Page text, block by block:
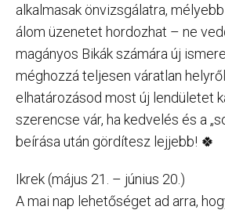
alkalmasak önvizsgálatra,
álom üzenetet hordozhat – ne
magányos Bikák számára új
méghozzá teljesen váratlan
elhatározásod most új lendületet
szerencse vár, ha kedvelés és a
beírása után gördítesz lejjebb! 🍀
Ikrek (május 21. – június 20.)
A mai nap lehetőséget ad arra,